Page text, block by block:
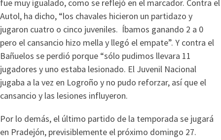
fue muy igualado, como se reflejó en el marcador. Contra el
Autol, ha dicho, “los chavales hicieron un partidazo y
jugaron cuatro o cinco juveniles. Íbamos ganando 2 a 0
pero el cansancio hizo mella y llegó el empate”. Y contra el
Bañuelos se perdió porque “sólo pudimos llevara 11
jugadores y uno estaba lesionado. El Juvenil Nacional
jugaba a la vez en Logroño y no pudo reforzar, así que el
cansancio y las lesiones influyeron.
Por lo demás, el último partido de la temporada se jugará
en Pradejón, previsiblemente el próximo domingo 27.